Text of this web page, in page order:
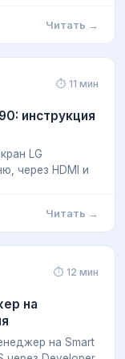
Читать →
⏱ 11 мин
инструкция
LG
через HDMI и
Читать →
⏱ 12 мин
на
на Smart